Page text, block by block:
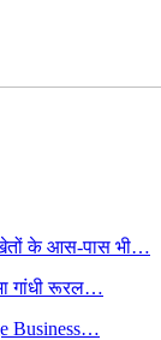
के आस-पास भी…
गांधी रूरल…
Business…